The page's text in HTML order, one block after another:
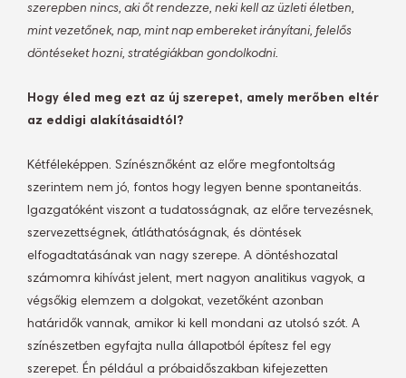
szerepben nincs, aki őt rendezze, neki kell az üzleti életben,
mint vezetőnek, nap, mint nap embereket irányítani, felelős
döntéseket hozni, stratégiákban gondolkodni.
Hogy éled meg ezt az új szerepet, amely merőben eltér
az eddigi alakításaidtól?
Kétféleképpen. Színésznőként az előre megfontoltság
szerintem nem jó, fontos hogy legyen benne spontaneitás.
Igazgatóként viszont a tudatosságnak, az előre tervezésnek,
szervezettségnek, átláthatóságnak, és döntések
elfogadtatásának van nagy szerepe. A döntéshozatal
számomra kihívást jelent, mert nagyon analitikus vagyok, a
végsőkig elemzem a dolgokat, vezetőként azonban
határidők vannak, amikor ki kell mondani az utolsó szót. A
színészetben egyfajta nulla állapotból építesz fel egy
szerepet. Én például a próbaidőszakban kifejezetten